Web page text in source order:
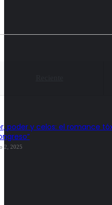
poder y celos: el romance
2, 2025